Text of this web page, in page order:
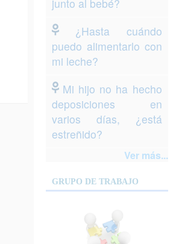
junto al bebé?
¿Hasta cuándo
puedo alimentarlo con
mi leche?
Mi hijo no ha hecho
deposiciones en
varios días, ¿está
estreñido?
Ver más...
GRUPO DE TRABAJO